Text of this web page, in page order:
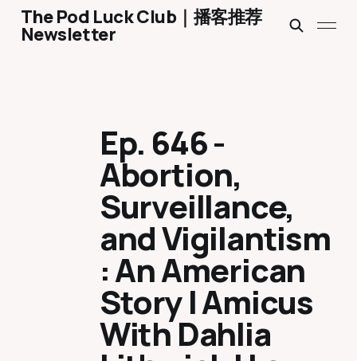
The Pod Luck Club｜播客推荐
Newsletter
Ep. 646 -
Abortion,
Surveillance,
and Vigilantism
: An American
Story | Amicus
With Dahlia